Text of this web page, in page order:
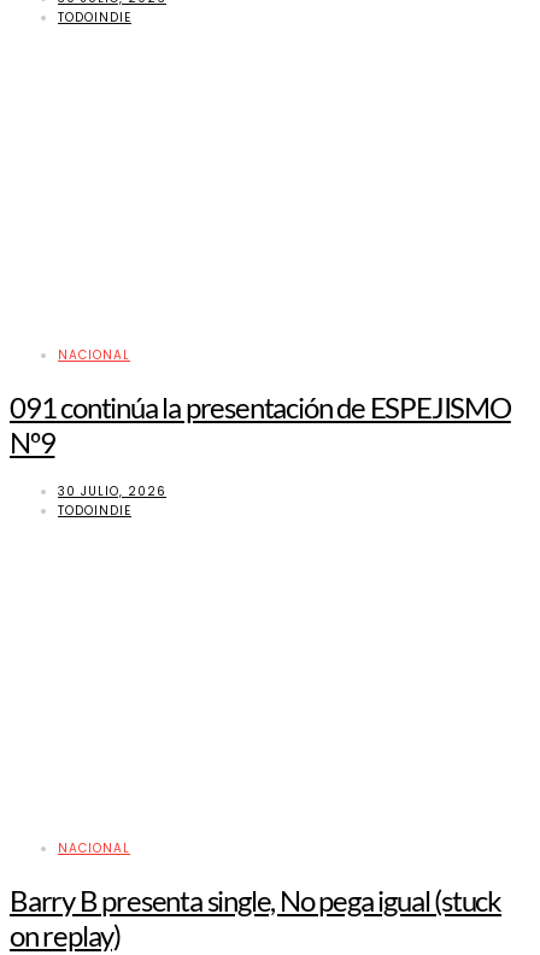
TODOINDIE
NACIONAL
091 continúa la presentación de ESPEJISMO
Nº9
30 JULIO, 2026
TODOINDIE
NACIONAL
Barry B presenta single, No pega igual (stuck
on replay)